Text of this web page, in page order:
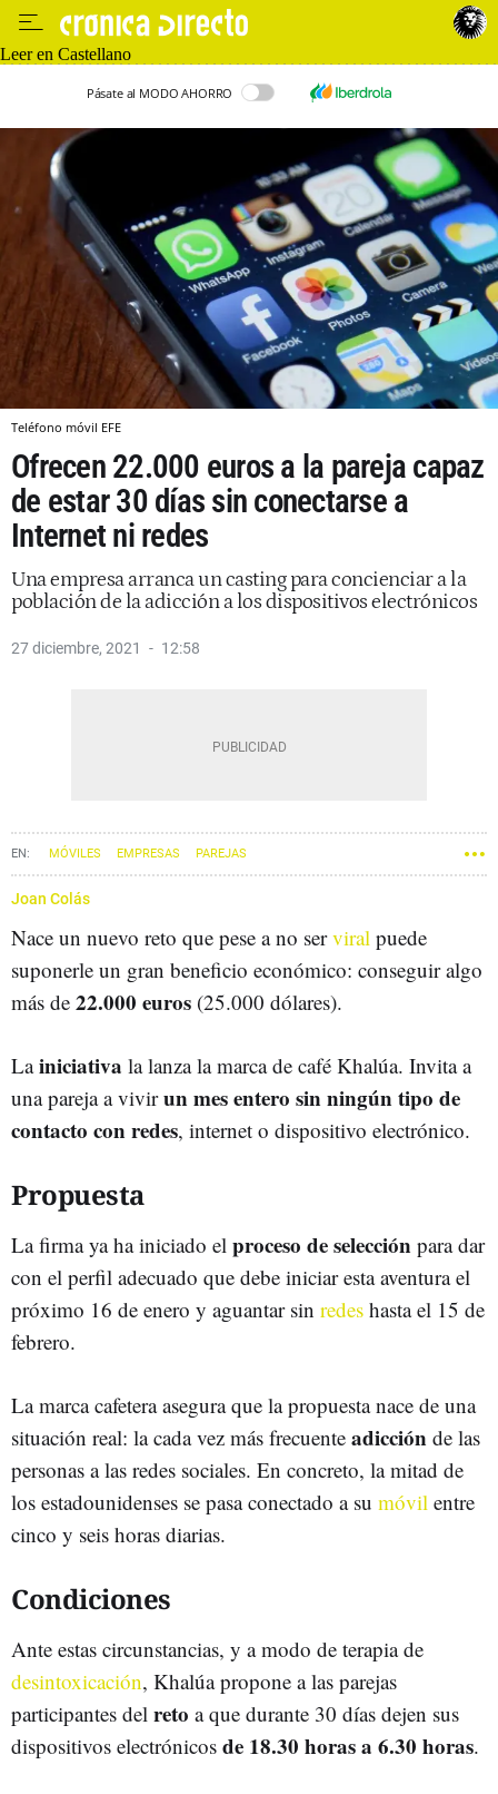
Leer en Castellano
Pásate al MODO AHORRO
Teléfono móvil EFE
Ofrecen 22.000 euros a la pareja capaz
de estar 30 días sin conectarse a
Internet ni redes
Una empresa arranca un casting para concienciar a la
población de la adicción a los dispositivos electrónicos
27 diciembre, 2021 12:58
MÓVILES EMPRESAS PAREJAS
Joan Colás
Nace un nuevo reto que pese a no serviral puede
suponerle un gran beneficio económico: conseguir algo
más de 22.000 euros (25.000 dólares).
Lainiciativa la lanza la marca de café Khalúa. Invita a
una pareja a vivirun mes entero sin ningún tipo de
contacto con redes, internet o dispositivo electrónico.
Propuesta
La firma ya ha iniciado el proceso de selección para dar
con el perfil adecuado que debe iniciar esta aventura el
próximo 16 de enero y aguantar sin redes hasta el 15 de
febrero.
La marca cafetera asegura que la propuesta nace de una
situación real: la cada vez más frecuente adicción de las
personas a las redes sociales. En concreto, la mitad de
los estadounidenses se pasa conectado a su móvil entre
cinco y seis horas diarias.
Condiciones
Ante estas circunstancias, y a modo de terapia de
desintoxicación, Khalúa propone a las parejas
participantes del reto a que durante 30 días dejen sus
dispositivos electrónicos de 18.30 horas a 6.30 horas.